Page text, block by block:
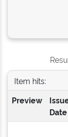
Item hits:
Preview
Date